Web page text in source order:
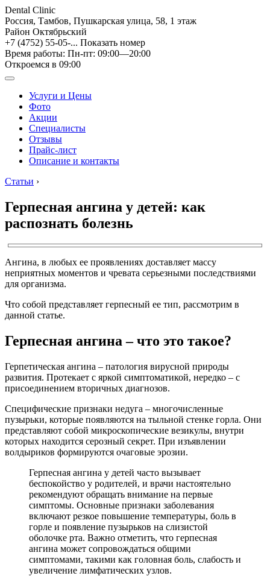
Dental Clinic
Россия, Тамбов, Пушкарская улица, 58, 1 этаж
Район Октябрьский
+7 (4752) 55-05-... Показать номер
Время работы: Пн-пт: 09:00—20:00
Откроемся в 09:00
Услуги и Цены
Фото
Акции
Специалисты
Отзывы
Прайс-лист
Описание и контакты
Статьи ›
Герпесная ангина у детей: как
распознать болезнь
Ангина, в любых ее проявлениях доставляет массу
неприятных моментов и чревата серьезными последствиями
для организма.
Что собой представляет герпесный ее тип, рассмотрим в
данной статье.
Герпесная ангина – что это такое?
Герпетическая ангина – патология вирусной природы
развития. Протекает с яркой симптоматикой, нередко – с
присоединением вторичных диагнозов.
Специфические признаки недуга – многочисленные
пузырьки, которые появляются на тыльной стенке горла. Они
представляют собой микроскопические везикулы, внутри
которых находится серозный секрет. При изъявлении
волдыриков формируются очаговые эрозии.
Герпесная ангина у детей часто вызывает
беспокойство у родителей, и врачи настоятельно
рекомендуют обращать внимание на первые
симптомы. Основные признаки заболевания
включают резкое повышение температуры, боль в
горле и появление пузырьков на слизистой
оболочке рта. Важно отметить, что герпесная
ангина может сопровождаться общими
симптомами, такими как головная боль, слабость и
увеличение лимфатических узлов.